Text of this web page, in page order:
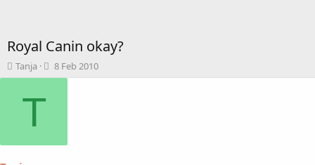
Royal Canin okay?
T
h
m
Tanja
B
e
8 Feb 2010
T